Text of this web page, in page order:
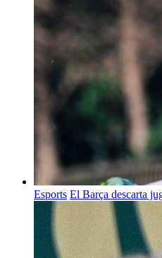
Esports El Barça descarta